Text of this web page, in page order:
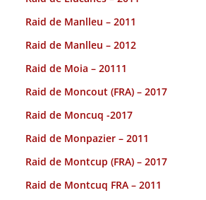
Raid de Manlleu – 2011
Raid de Manlleu – 2012
Raid de Moia – 20111
Raid de Moncout (FRA) – 2017
Raid de Moncuq -2017
Raid de Monpazier – 2011
Raid de Montcup (FRA) – 2017
Raid de Montcuq FRA – 2011